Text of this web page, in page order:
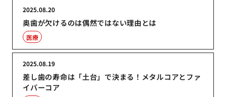
奥歯が欠けるのは偶然ではない理由とは
2025.08.20
医療
差し歯の寿命は「土台」で決まる！メタルコアとファ
イバーコア
2025.08.19